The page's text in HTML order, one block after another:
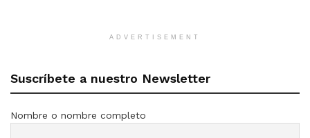
ADVERTISEMENT
Suscríbete a nuestro Newsletter
Nombre o nombre completo